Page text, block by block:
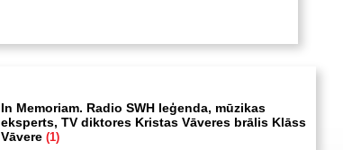
In Memoriam. Radio SWH leģenda, mūzikas
eksperts, TV diktores Kristas Vāveres brālis Klāss
Vāvere (1)